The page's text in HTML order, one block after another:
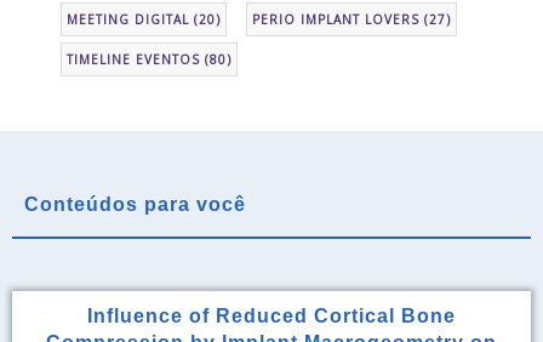
MEETING DIGITAL (20) PERIO IMPLANT LOVERS (27)
TIMELINE EVENTOS (80)
Conteúdos para você
Influence of Reduced Cortical Bone